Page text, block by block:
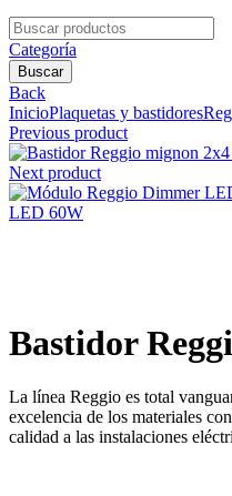
Search
for:
Categoría
Buscar
Back
InicioPlaquetas y bastidores
Previous product
Next product
LED 60W
Bastidor
La línea Reggio es total
excelencia de los materiales
calidad a las instalaciones